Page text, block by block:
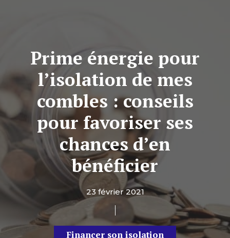
Prime énergie pour
l’isolation de mes
combles : conseils
pour favoriser ses
chances d’en
bénéficier
23 février 2021
Financer son isolation